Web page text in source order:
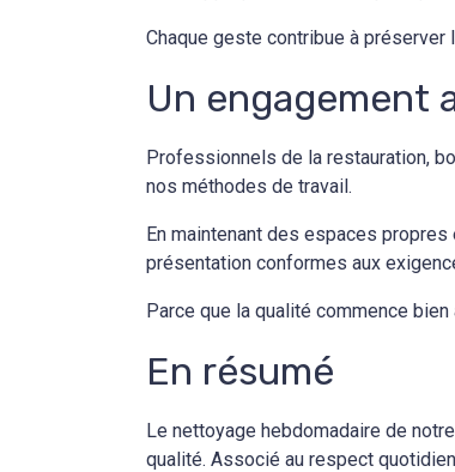
Chaque geste contribue à
Un engagement
Professionnels de la restauration,
nos méthodes de travail.
En maintenant des espaces
présentation conformes aux
Parce que la qualité commence bien
En résumé
Le nettoyage hebdomadaire de
qualité. Associé au respect